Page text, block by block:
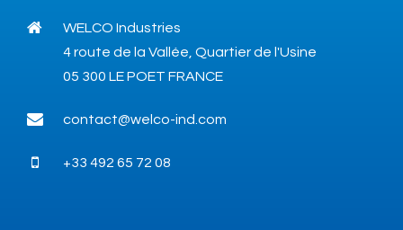
WELCO Industries
4 route de la Vallée, Quartier de l'Usine
05 300 LE POET FRANCE
contact@welco-ind.com
+33 492 65 72 08